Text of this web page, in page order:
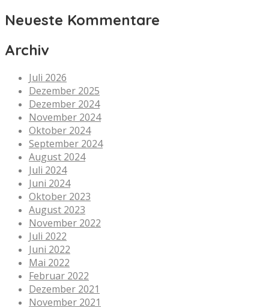
Neueste Kommentare
Archiv
Juli 2026
Dezember 2025
Dezember 2024
November 2024
Oktober 2024
September 2024
August 2024
Juli 2024
Juni 2024
Oktober 2023
August 2023
November 2022
Juli 2022
Juni 2022
Mai 2022
Februar 2022
Dezember 2021
November 2021